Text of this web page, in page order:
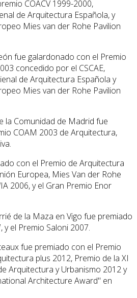
COACV 1999-2000,
de Arquitectura Española, y
Mies van der Rohe Pavilion
fue galardonado con el Premio
concedido por el CSCAE,
de Arquitectura Española y
Mies van der Rohe Pavilion
la Comunidad de Madrid fue
COAM 2003 de Arquitectura,
con el Premio de Arquitectura
Europea, Mies Van der Rohe
2006, y el Gran Premio Enor
de la Maza en Vigo fue premiado
y el Premio Saloni 2007.
fue premiado con el Premio
plus 2012, Premio de la XI
Arquitectura y Urbanismo 2012 y
Architecture Award" en